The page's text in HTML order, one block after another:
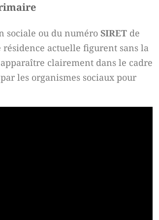
sociale ou du numéro SIRET de
résidence actuelle figurent sans la
clairement dans le cadre
les organismes sociaux pour